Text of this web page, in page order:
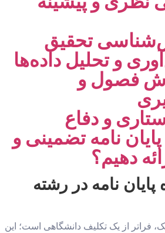
فصول و
نامه تضمینی و
دهیم؟
پایان نامه در رشته
فراتر از یک تکلیف دانشگاهی است؛ این